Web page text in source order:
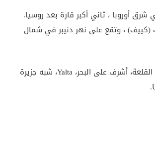
شرق أوروبا ، ثاني أكبر قارة بعد روسيا.
، وتقع على نهر دنيبر في شمال